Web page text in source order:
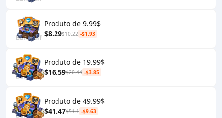
Produto de 9.99$
$8.29$10.22 -$1.93
Produto de 19.99$
$16.59$20.44 -$3.85
Produto de 49.99$
$41.47$51.1 -$9.63